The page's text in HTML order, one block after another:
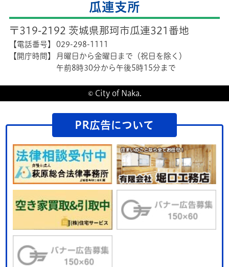
瓜連支所
〒319-2192 茨城県那珂市瓜連321番地
【電話番号】
029-298-1111
【開庁時間】
月曜日から金曜日まで（祝日を除く）
午前8時30分から午後5時15分まで
© City of Naka.
PR広告について